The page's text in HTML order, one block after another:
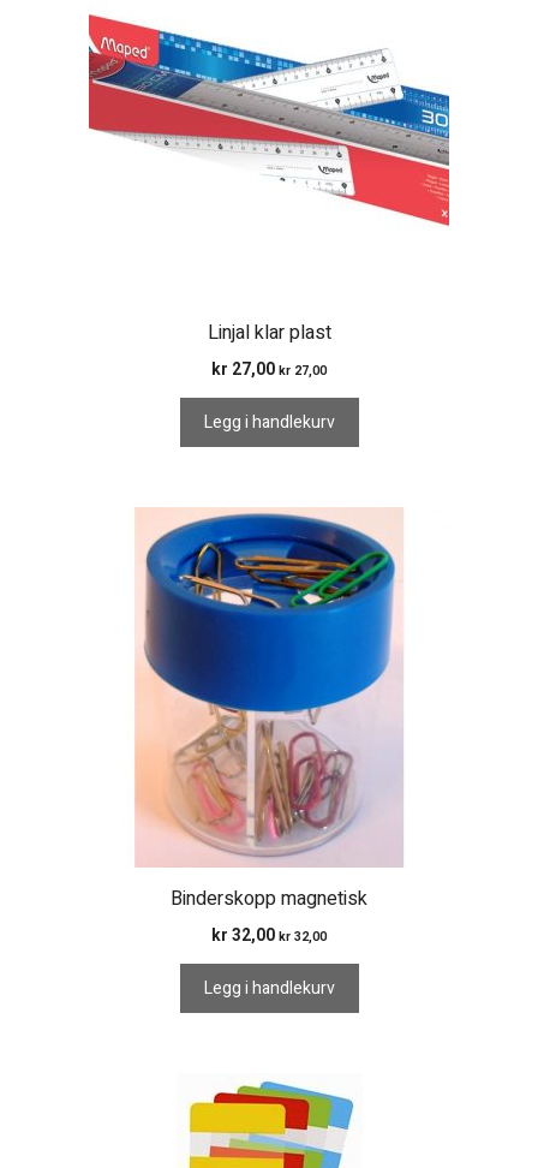
Linjal klar plast
kr 27,00 kr 27,00
Legg i handlekurv
Binderskopp magnetisk
kr 32,00 kr 32,00
Legg i handlekurv